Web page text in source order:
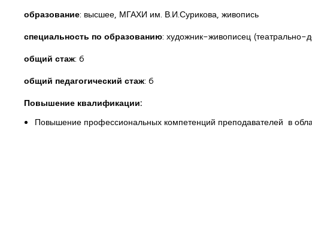
образование: высшее, МГАХИ им. В.И.Сурикова, живопись
специальность по образованию: художник-живописец (театрально-
общий стаж: 6
общий педагогический стаж: 6
Повышение квалификации:
Повышение профессиональных компетенций преподавателей в